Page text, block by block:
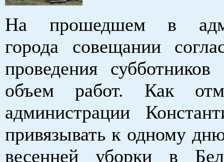
На прошедшем в
города совещании
проведения
объем работ. Как
администрации
привязывать к одному
весенней уборки в